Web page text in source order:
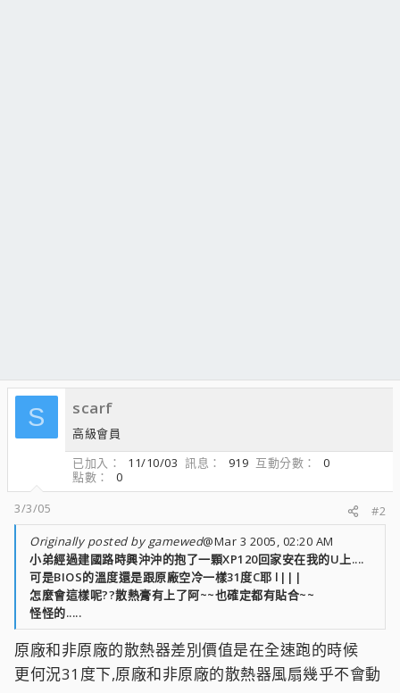
S scarf
高級會員
已加入
11/10/03 訊息 919 互動分數
0
點數
0
3/3/05
#2
Originally posted by gamewed@Mar 3 2005, 02:20 AM
小弟經過建國路時興沖沖的抱了一顆XP120回家安在我的U上....
可是BIOS的溫度還是跟原廠空冷一樣31度C耶 l|||
怎麼會這樣呢??散熱膏有上了阿~~也確定都有貼合~~
怪怪的.....
原廠和非原廠的散熱器差別價值是在全速跑的時候
更何況31度下,原廠和非原廠的散熱器風扇幾乎不會動